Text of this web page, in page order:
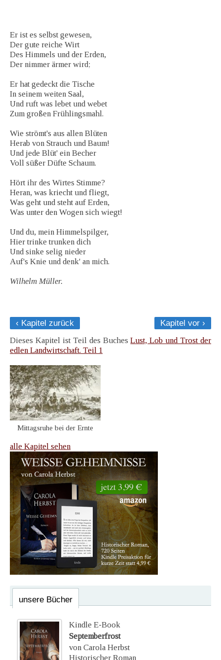
Er ist es selbst gewesen,
Der gute reiche Wirt
Des Himmels und der Erden,
Der nimmer ärmer wird;
Er hat gedeckt die Tische
In seinem weiten Saal,
Und ruft was lebet und webet
Zum großen Frühlingsmahl.
Wie strömt's aus allen Blüten
Herab von Strauch und Baum!
Und jede Blüt' ein Becher
Voll süßer Düfte Schaum.
Hört ihr des Wirtes Stimme?
Heran, was kriecht und fliegt,
Was geht und steht auf Erden,
Was unter den Wogen sich wiegt!
Und du, mein Himmelspilger,
Hier trinke trunken dich
Und sinke selig nieder
Auf's Knie und denk' an mich.
Wilhelm Müller.
‹ Kapitel zurück
Kapitel vor ›
Dieses Kapitel ist Teil des BuchesLust, Lob und Trost der
edlen Landwirtschaft. Teil 1
Mittagsruhe bei der Ernte
alle Kapitel sehen
unsere Bücher
Kindle E-Book
Septemberfrost
von Carola Herbst
Historischer Roman